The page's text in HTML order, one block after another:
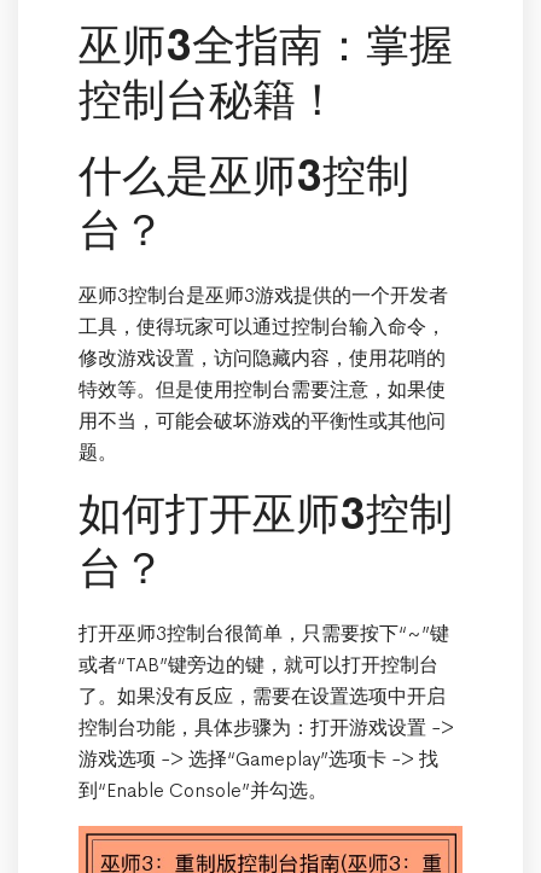
巫师3全指南：掌握
控制台秘籍！
什么是巫师3控制
台？
巫师3控制台是巫师3游戏提供的一个开发者
工具，使得玩家可以通过控制台输入命令，
修改游戏设置，访问隐藏内容，使用花哨的
特效等。但是使用控制台需要注意，如果使
用不当，可能会破坏游戏的平衡性或其他问
题。
如何打开巫师3控制
台？
打开巫师3控制台很简单，只需要按下“~”键
或者“TAB”键旁边的键，就可以打开控制台
了。如果没有反应，需要在设置选项中开启
控制台功能，具体步骤为：打开游戏设置 ->
游戏选项 -> 选择“Gameplay”选项卡 -> 找
到“Enable Console”并勾选。